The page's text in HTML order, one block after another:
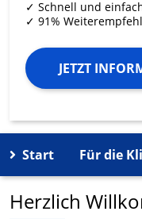
✓ Schnell und
✓ 91%
JETZT
Start Für die
Herzlich